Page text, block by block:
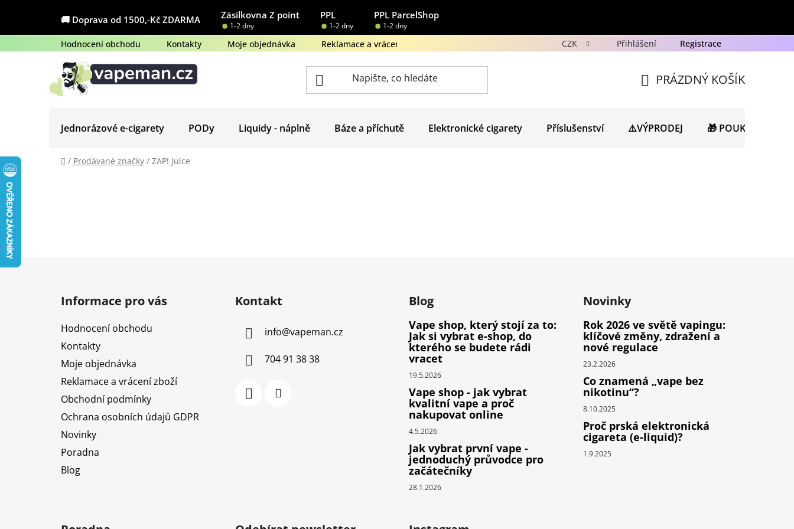
obsah
🚚 Doprava od 1500,-Kč ZDARMA Zásilkovna Z point PPL PPL ParcelShop
1-2 dny 1-2 dny 1-2 dny
Hodnocení obchodu Kontakty Moje objednávka Reklamace a vrácení zboží Ochrana osobních údajů GDPR Novinky
CZK Přihlášení Registrace
KOŠÍK
PRÁZDNÝ KOŠÍK
Jednorázové e-cigarety PODy Liquidy - náplně Báze a příchutě Elektronické cigarety Příslušenství ⚠️VÝPRODEJ 🎁 POUKAZY
Domů
/ Prodávané značky / ZAP! Juice
Informace pro vás
Hodnocení obchodu
Kontakty
Moje objednávka
Reklamace a vrácení zboží
Obchodní podmínky
Ochrana osobních údajů GDPR
Novinky
Poradna
Blog
Kontakt
info@vapeman.cz
704 91 38 38
Blog
Vape shop, který stojí za to:
Jak si vybrat e-shop, do
kterého se budete rádi
vracet
19.5.2026
Vape shop - jak vybrat
kvalitní vape a proč
nakupovat online
4.5.2026
Jak vybrat první vape -
jednoduchý průvodce pro
začátečníky
28.1.2026
Novinky
Rok 2026 ve světě vapingu:
klíčové změny, zdražení a
nové regulace
23.2.2026
Co znamená „vape bez
nikotinu“?
8.10.2025
Proč prská elektronická
cigareta (e-liquid)?
1.9.2025